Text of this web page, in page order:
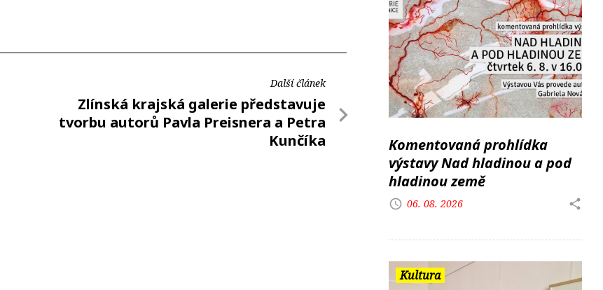
Další článek
Zlínská krajská galerie představuje
tvorbu autorů Pavla Preisnera a Petra
Kunčíka
Komentovaná prohlídka
výstavy Nad hladinou a pod
hladinou země
06. 08. 2026
Kultura